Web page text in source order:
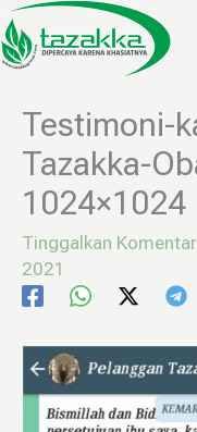
Lewati
ke
konten
Testimoni-
Tazakka-
1024×1024
Tinggalkan Komentar
2021